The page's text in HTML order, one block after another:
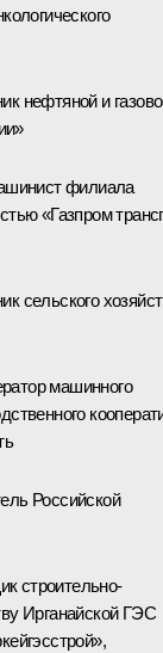
нефтяной и
филиала
«Газпром
сельского
машинного
Российской
строительно-
Ирганайской ГЭС